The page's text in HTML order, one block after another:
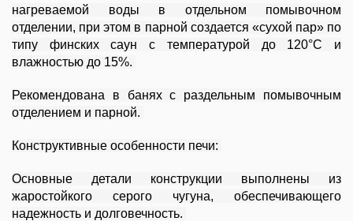
нагреваемой воды в отдельном помывочном
отделении, при этом в парной создается «сухой пар» по
типу финских саун с температурой до 120°С и
влажностью до 15%.
Рекомендована в банях с раздельным помывочным
отделением и парной.
Конструктивные особенности печи:
Основные детали конструкции выполнены из
жаростойкого серого чугуна, обеспечивающего
надежность и долговечность.